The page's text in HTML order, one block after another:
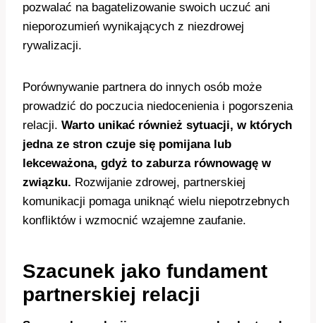
pozwalać na bagatelizowanie swoich uczuć ani
nieporozumień wynikających z niezdrowej
rywalizacji.
Porównywanie partnera do innych osób może
prowadzić do poczucia niedocenienia i pogorszenia
relacji. Warto unikać również sytuacji, w których
jedna ze stron czuje się pomijana lub
lekceważona, gdyż to zaburza równowagę w
związku. Rozwijanie zdrowej, partnerskiej
komunikacji pomaga uniknąć wielu niepotrzebnych
konfliktów i wzmocnić wzajemne zaufanie.
Szacunek jako fundament
partnerskiej relacji